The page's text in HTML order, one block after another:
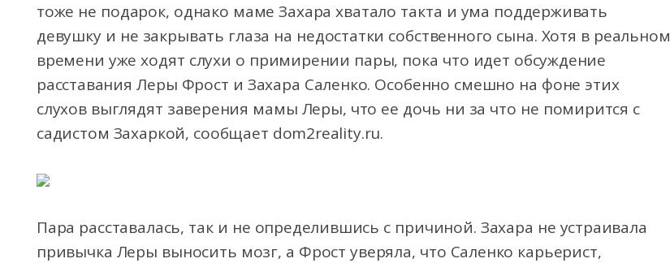
тоже не подарок, однако маме Захара хватало такта и ума поддерживать
девушку и не закрывать глаза на недостатки собственного сына. Хотя в реальном
времени уже ходят слухи о примирении пары, пока что идет обсуждение
расставания Леры Фрост и Захара Саленко. Особенно смешно на фоне этих
слухов выглядят заверения мамы Леры, что ее дочь ни за что не помирится с
садистом Захаркой, сообщает dom2reality.ru.
Пара расставалась, так и не определившись с причиной. Захара не устраивала
привычка Леры выносить мозг, а Фрост уверяла, что Саленко карьерист,